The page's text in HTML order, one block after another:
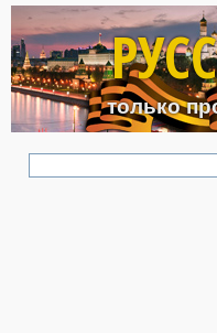
только